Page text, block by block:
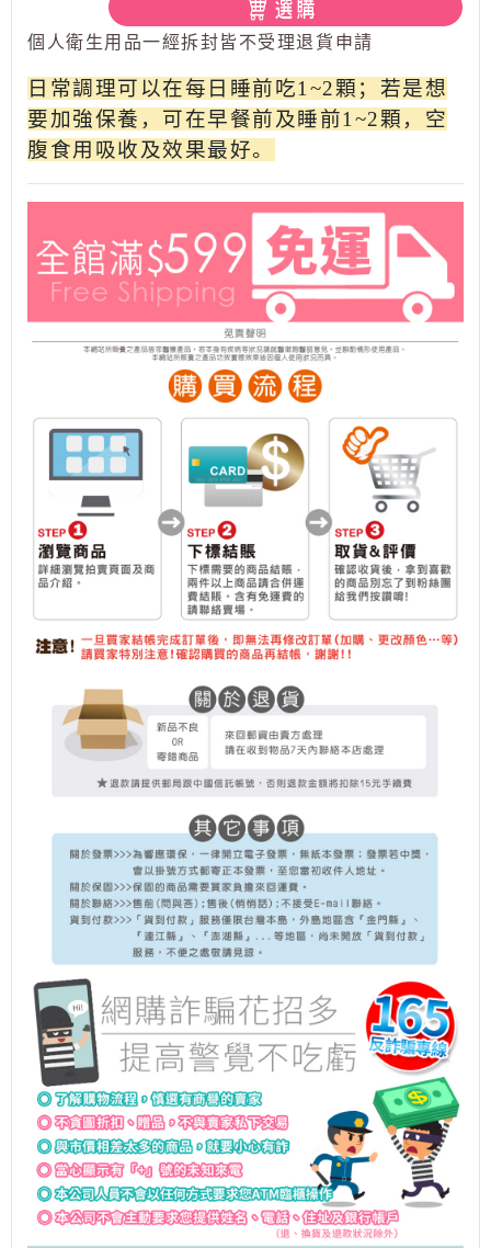
個人衛生用品一經拆封皆不受理退貨申請
日常調理可以在每日睡前吃1~2顆；若是想
要加強保養，可在早餐前及睡前1~2顆，空
腹食用吸收及效果最好。